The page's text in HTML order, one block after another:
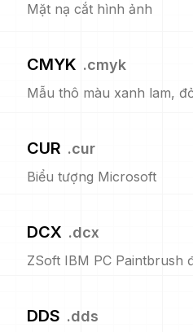
Mặt nạ cắt hình ảnh
CMYK .cmyk
Mẫu thô màu xanh lam,
CUR .cur
Biểu tượng Microsoft
DCX .dcx
ZSoft IBM PC Paintbrush
DDS .dds